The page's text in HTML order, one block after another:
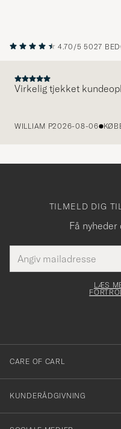
4.70/5 5027
Virkelig tjekket
WILLIAM P2026-08-06
TILMELD DIG
Få
mailadresse
skal
Tack
för
dig
till
vårt
nyhetsbrev!
LÆS
CARE OF CARL
KUNDERÅDGIVNING